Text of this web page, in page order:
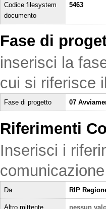
Codice filesystem
documento
5463
Fase di
inserisci la
cui si riferisce
Fase di progetto 07
Riferimenti
Inserisci i
comunicazione
Da RIP
Altro mittente nessun